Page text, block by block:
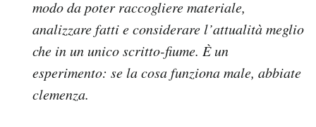
SHOP
CALENDARIO
AREA PERSONALE
modo da poter raccogliere materiale,
analizzare fatti e considerare l’attualità meglio
che in un unico scritto-fiume. È un
esperimento: se la cosa funziona male, abbiate
clemenza.